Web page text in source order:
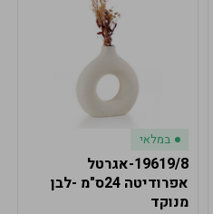
במלאי
19619/8-אגרטל
אפרודיטה 24ס"מ -לבן
מנוקד